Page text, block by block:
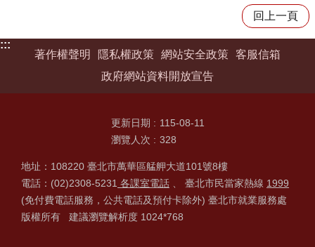
回上一頁
:::
著作權聲明
隱私權政策 網站安全政策 客服信箱
政府網站資料開放宣告
更新日期
115-08-11
瀏覽人次
328
地址：108220 臺北市萬華區艋舺大道101號8樓
電話：(02)2308-5231 各課室電話 、 臺北市民當家熱線 1999
(免付費電話服務，公共電話及預付卡除外) 臺北市就業服務處
版權所有 建議瀏覽解析度 1024*768